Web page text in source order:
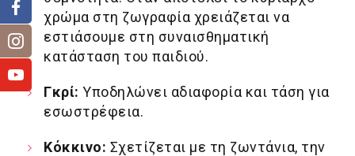
χρώμα στη ζωγραφία χρειάζεται να
εστιάσουμε στη συναισθηματική
κατάσταση του παιδιού.
Γκρί: Υποδηλώνει αδιαφορία και τάση για
εσωστρέφεια.
Κόκκινο: Σχετίζεται με τη ζωντάνια, την